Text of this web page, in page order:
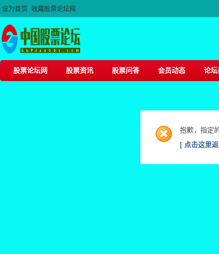
设为首页 收藏股票论坛网
股票论坛网 股票资讯 股票问答 会员动态 论坛
抱歉，指定
[ 点击这里